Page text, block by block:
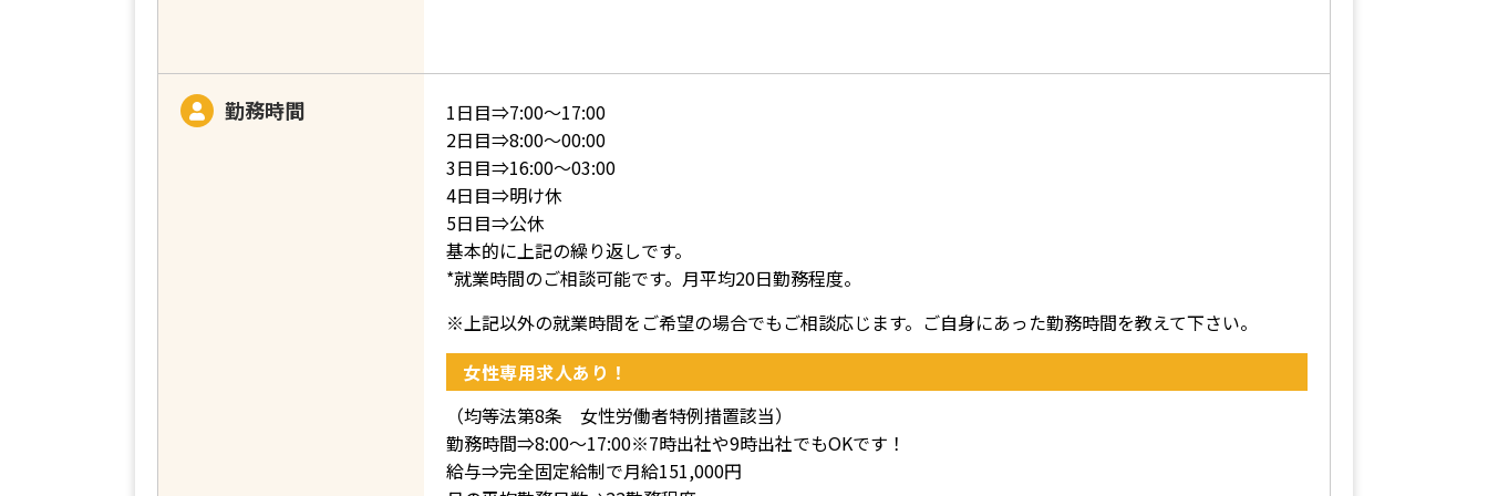
勤務時間
1日目⇒7:00～17:00
2日目⇒8:00～00:00
3日目⇒16:00～03:00
4日目⇒明け休
5日目⇒公休
基本的に上記の繰り返しです。
*就業時間のご相談可能です。月平均20日勤務程度。
※上記以外の就業時間をご希望の場合でもご相談応じます。ご自身にあった勤務時間を教えて下さい。
女性専用求人あり！
（均等法第8条 女性労働者特例措置該当）
勤務時間⇒8:00～17:00※7時出社や9時出社でもOKです！
給与⇒完全固定給制で月給151,000円